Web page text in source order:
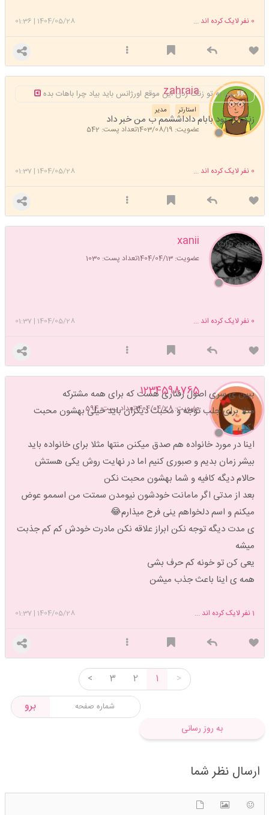
1404/05/28
|
01:36 0 نفر لایک کرده اند ...
zahraia
مدیر استارتر
عضویت: 1403/08/19 تعداد پست: 542
چرا به تو زنگ زدن این موقع اورژانس باید بیاد چرا باهات بده
زنگ زد بود بابام داداششمم ب من خبر داد
1404/05/28
|
01:37 0 نفر لایک کرده اند ...
xanii
عضویت: 1404/04/13 تعداد پست: 1030
بمیرم برات
1404/05/28
|
01:37 0 نفر لایک کرده اند ...
1234598765
عضویت: 1404/04/28 تعداد پست: 594
ببین ی سری اصول رفتاری هست که برای همه مشترکه
مثلا برای جلب توجه و محبت دیگران باید خیلی بهشون محبت
نکنی
اینا در مورد خانواده هم صدق میکنن منتها مثلا برای خانواده باید
بیشر زمان بدیم و صبوری کنیم اما در نهایت روش یکی هستش
حالام دیگه کافیه و شما بهشون محبت نکن
بعد از مدتی اگر مامانت خودشون نیومدن سمتت من اسممو عوض
میکنم و اسم دلخواهم ینی فرح میذارم😂
ی مدت دیگه توجه نکن ابراز علاقه نکن مادرت خودش کم کم جذبت
میشه
یعی کن تو خونه کم حرف بشی
همه ی اینا باعث جذب میشن
1404/05/28
|
01:37 1نفر لایک کرده اند ...
>
1
2
3
<
برو
به روز رسانی
ارسال نظر شما